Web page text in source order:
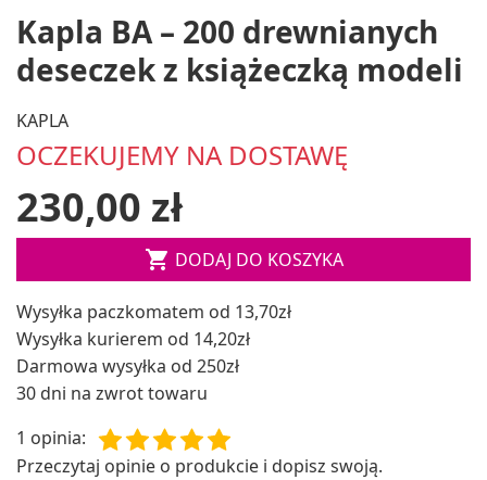
Kapla BA – 200 drewnianych
deseczek z książeczką modeli
KAPLA
OCZEKUJEMY NA DOSTAWĘ
230,00 zł
 DODAJ DO KOSZYKA
Wysyłka paczkomatem od 13,70zł
Wysyłka kurierem od 14,20zł
Darmowa wysyłka od 250zł
30 dni na zwrot towaru
1 opinia:
Przeczytaj opinie o produkcie i dopisz swoją.